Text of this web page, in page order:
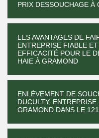
PRIX DESSOUCHAGE À
LES AVANTAGES DE
ENTREPRISE FIABLE
EFFICACITÉ POUR LE
HAIE À GRAMOND
ENLÈVEMENT DE
DUCULTY,
GRAMOND DANS LE